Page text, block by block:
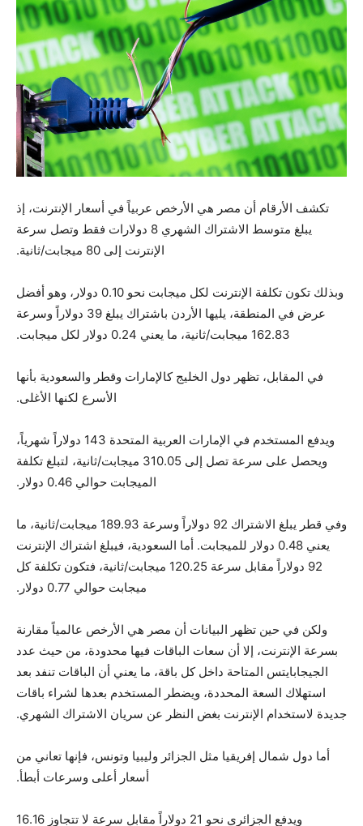
تكشف الأرقام أن مصر هي الأرخص عربياً في أسعار الإنترنت، إذ
يبلغ متوسط الاشتراك الشهري 8 دولارات فقط وتصل سرعة
الإنترنت إلى 80 ميجابت/ثانية.
وبذلك تكون تكلفة الإنترنت لكل ميجابت نحو 0.10 دولار، وهو أفضل
عرض في المنطقة، يليها الأردن باشتراك يبلغ 39 دولاراً وسرعة
162.83 ميجابت/ثانية، ما يعني 0.24 دولار لكل ميجابت.
في المقابل، تظهر دول الخليج كالإمارات وقطر والسعودية بأنها
الأسرع لكنها الأغلى.
ويدفع المستخدم في الإمارات العربية المتحدة 143 دولاراً شهرياً،
ويحصل على سرعة تصل إلى 310.05 ميجابت/ثانية، لتبلغ تكلفة
الميجابت حوالي 0.46 دولار.
وفي قطر يبلغ الاشتراك 92 دولاراً وسرعة 189.93 ميجابت/ثانية، ما
يعني 0.48 دولار للميجابت. أما السعودية، فيبلغ اشتراك الإنترنت
92 دولاراً مقابل سرعة 120.25 ميجابت/ثانية، فتكون تكلفة كل
ميجابت حوالي 0.77 دولار.
ولكن في حين تظهر البيانات أن مصر هي الأرخص عالمياً مقارنة
بسرعة الإنترنت، إلا أن سعات الباقات فيها محدودة، من حيث عدد
الجيجابايتس المتاحة داخل كل باقة، ما يعني أن الباقات تنفد بعد
استهلاك السعة المحددة، ويضطر المستخدم بعدها لشراء باقات
جديدة لاستخدام الإنترنت بغض النظر عن سريان الاشتراك الشهري.
أما دول شمال إفريقيا مثل الجزائر وليبيا وتونس، فإنها تعاني من
أسعار أعلى وسرعات أبطأ.
ويدفع الجزائري نحو 21 دولاراً مقابل سرعة لا تتجاوز 16.16